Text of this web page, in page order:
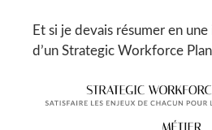
Et si je devais résumer en
d’un Strategic Workforce